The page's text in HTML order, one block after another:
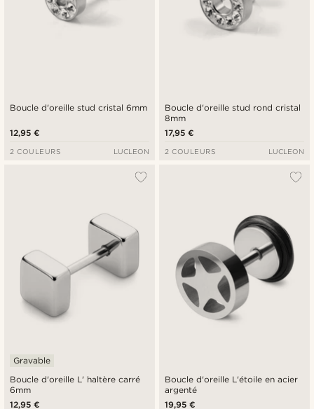
Boucle d'oreille stud cristal 6mm
12,95 €
2 COULEURS LUCLEON
Boucle d'oreille stud rond cristal
8mm
17,95 €
2 COULEURS LUCLEON
Boucle d'oreille L' haltère carré
6mm
Gravable
12,95 €
Boucle d'oreille L'étoile en acier
argenté
19,95 €